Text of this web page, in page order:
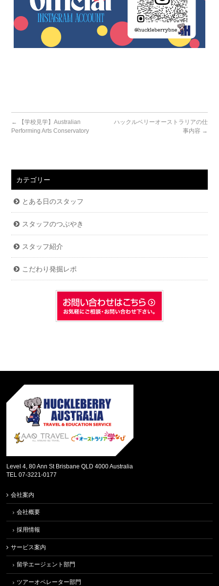
←
【学校見学】Australian
Performing Arts Conservatory
ハックルベリーオーストラリアの仕
事内容 →
カテゴリー
とある日のスタッフ
スタッフのつぶやき
スタッフ紹介
こだわり発掘レポ
Level 4, 80 Ann St Brisbane QLD 4000 Australia
TEL 07-3221-0177
会社案内
会社概要
採用情報
サービス案内
留学エージェント部門
ツアーオペレーター部門